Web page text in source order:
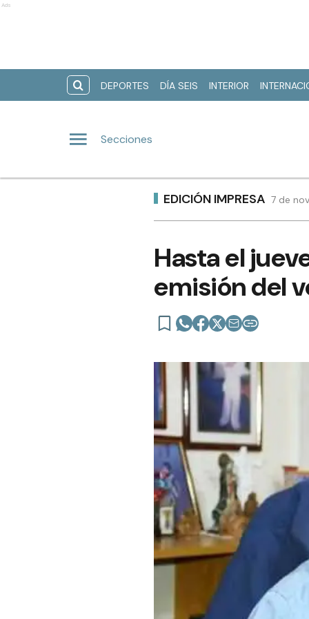
Ads
DEPORTES DÍA SEIS INTERIOR
Secciones
EDICIÓN IMPRESA 7 de
Hasta el
emisión del